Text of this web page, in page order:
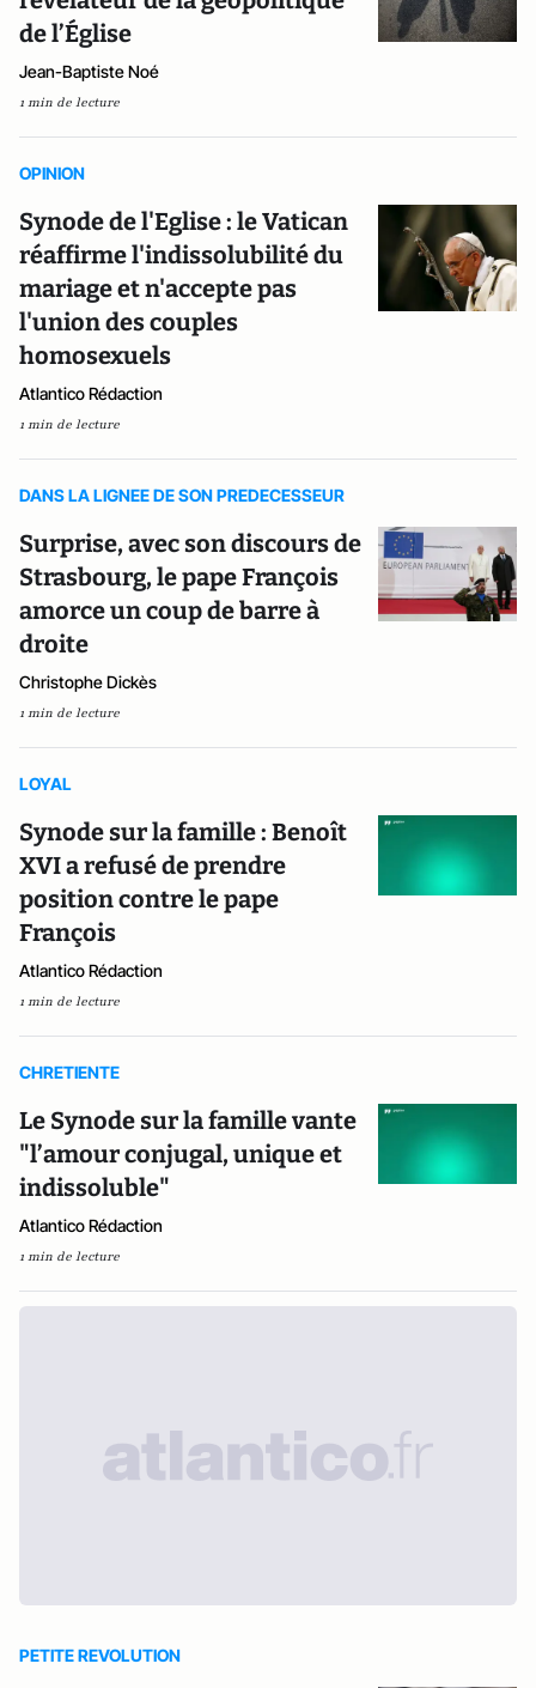
de l’Église
Jean-Baptiste Noé
1 min de lecture
OPINION
Synode de l'Eglise : le Vatican
réaffirme l'indissolubilité du
mariage et n'accepte pas
l'union des couples
homosexuels
Atlantico Rédaction
1 min de lecture
DANS LA LIGNEE DE SON PREDECESSEUR
Surprise, avec son discours de
Strasbourg, le pape François
amorce un coup de barre à
droite
Christophe Dickès
1 min de lecture
LOYAL
Synode sur la famille : Benoît
XVI a refusé de prendre
position contre le pape
François
Atlantico Rédaction
1 min de lecture
CHRETIENTE
Le Synode sur la famille vante
"l’amour conjugal, unique et
indissoluble"
Atlantico Rédaction
1 min de lecture
PETITE REVOLUTION